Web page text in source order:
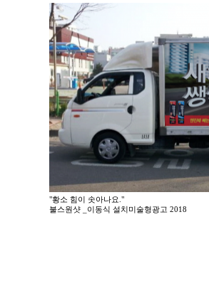
"황소 힘이 솟아나요."
불스원샷 _이동식 설치미술형광고 2018